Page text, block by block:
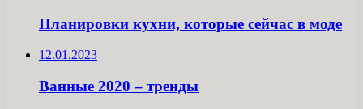
Планировки кухни, которые сейчас в моде
12.01.2023
Ванные 2020 – тренды